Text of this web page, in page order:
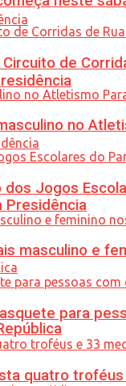
Presidência
de
no
Jogos
masculino e
para
quatro